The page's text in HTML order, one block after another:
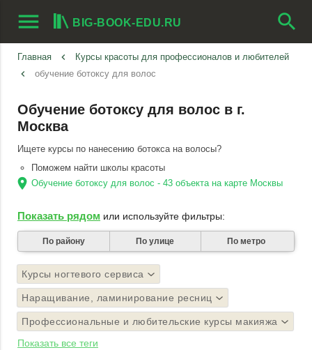
menu BIG-BOOK-EDU.RU search
Главная keyboard_arrow_left Курсы красоты для профессионалов и любителей
keyboard_arrow_left обучение ботоксу для волос
Обучение ботоксу для волос в г.
Москва
Ищете курсы по нанесению ботокса на волосы?
Поможем найти школы красоты
location_on Обучение ботоксу для волос - 43 объекта на карте Москвы
Показать рядом или используйте фильтры:
По району По улице По метро
Курсы ногтевого сервиса
Наращивание, ламинирование ресниц
Профессиональные и любительские курсы макияжа
Показать все теги